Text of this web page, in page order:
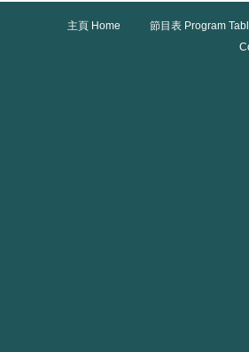
主頁 Home 節目表 Program